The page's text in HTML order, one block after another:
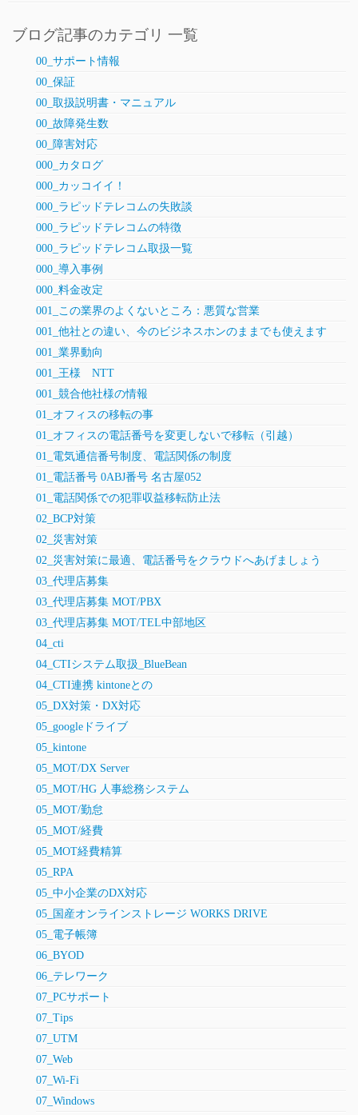
ブログ記事のカテゴリ 一覧
00_サポート情報
00_保証
00_取扱説明書・マニュアル
00_故障発生数
00_障害対応
000_カタログ
000_カッコイイ！
000_ラピッドテレコムの失敗談
000_ラピッドテレコムの特徴
000_ラピッドテレコム取扱一覧
000_導入事例
000_料金改定
001_この業界のよくないところ：悪質な営業
001_他社との違い、今のビジネスホンのままでも使えます
001_業界動向
001_王様 NTT
001_競合他社様の情報
01_オフィスの移転の事
01_オフィスの電話番号を変更しないで移転（引越）
01_電気通信番号制度、電話関係の制度
01_電話番号 0ABJ番号 名古屋052
01_電話関係での犯罪収益移転防止法
02_BCP対策
02_災害対策
02_災害対策に最適、電話番号をクラウドへあげましょう
03_代理店募集
03_代理店募集 MOT/PBX
03_代理店募集 MOT/TEL中部地区
04_cti
04_CTIシステム取扱_BlueBean
04_CTI連携 kintoneとの
05_DX対策・DX対応
05_googleドライブ
05_kintone
05_MOT/DX Server
05_MOT/HG 人事総務システム
05_MOT/勤怠
05_MOT/経費
05_MOT経費精算
05_RPA
05_中小企業のDX対応
05_国産オンラインストレージ WORKS DRIVE
05_電子帳簿
06_BYOD
06_テレワーク
07_PCサポート
07_Tips
07_UTM
07_Web
07_Wi-Fi
07_Windows